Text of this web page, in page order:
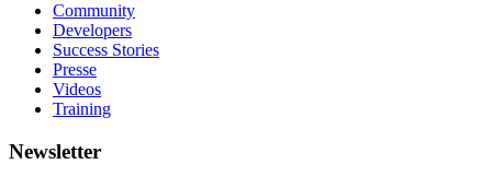
Community
Developers
Success Stories
Presse
Videos
Training
Newsletter